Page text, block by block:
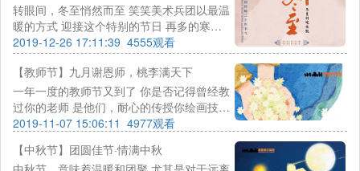
转眼间，冬至悄然而至 笑笑美术兵团以最温
暖的方式 迎接这个特别的节日 再多的寒流
也抵不住内心的暖意 跟着笑先生一起到现场
感受一番吧
2019-12-26 17:11:39 4555观看
【教师节】九月谢恩师，桃李满天下
一年一度的教师节又到了 你是否记得曾经教
过你的老师 是他们，耐心的传授你绘画技巧
是他们，严厉的教育你做人道理 也许，曾经
2019-11-07 15:06:11 4977观看
【中秋节】团圆佳节·情满中秋